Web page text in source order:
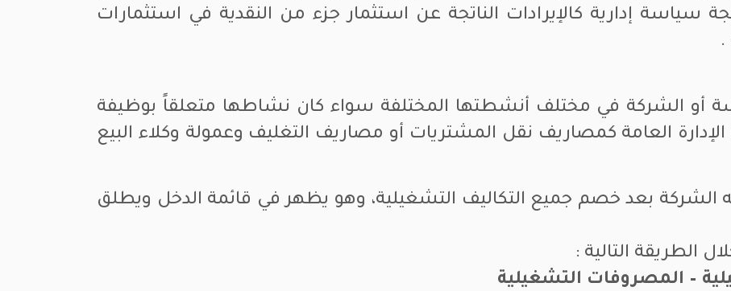
سياسة إدارية كالإيرادات الناتجة عن استثمار جزء من النقدية في استثمارات
.
أو الشركة في مختلف أنشطتها المختلفة سواء كان نشاطها متعلقاً بوظيفة
العامة كمصاريف نقل المشتريات أو مصاريف التغليف وعمولة وكلاء البيع
الشركة بعد خصم جميع التكاليف التشغيلية، وهو يظهر في قائمة الدخل ويطلق
الطريقة التالية :
– المصروفات التشغيلية